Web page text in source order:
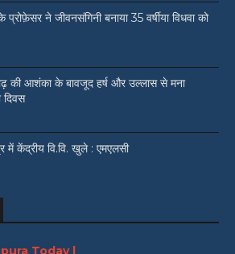
ने जीवनसंगिनी बनाया 35 वर्षीया विधवा को
की आशंका के बावजूद हर्ष और उल्लास से मना
दिवस
में केंद्रीय वि.वि. खुले : एमएलसी
Today |